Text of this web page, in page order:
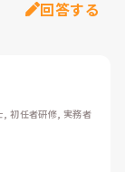
回答する
, 初任者研修, 実務者